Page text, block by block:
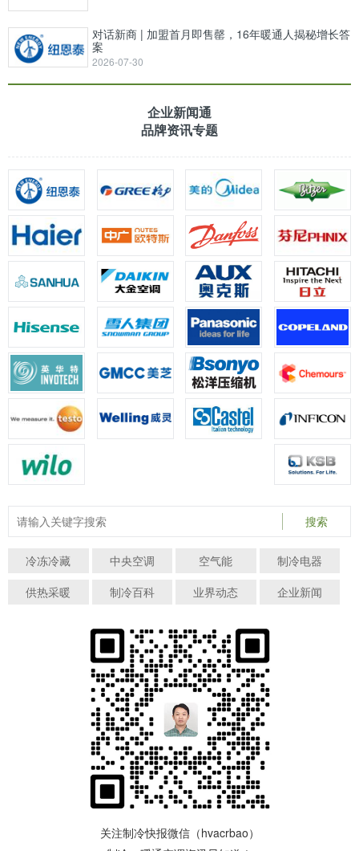
对话新商 | 加盟首月即售罄，16年暖通人揭秘增长答
案
2026-07-30
企业新闻通
品牌资讯专题
搜索
冷冻冷藏 中央空调 空气能
制冷电器
供热采暖
制冷百科 业界动态 企业新闻
关注制冷快报微信（hvacrbao）